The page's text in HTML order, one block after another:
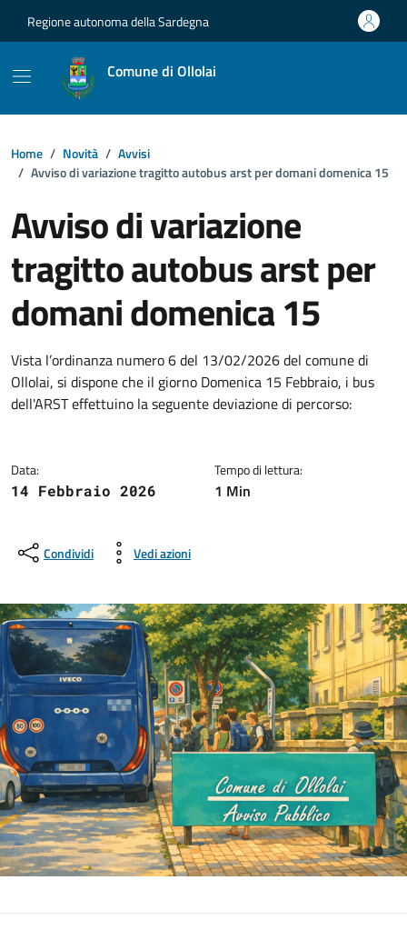
Regione autonoma della Sardegna
Comune di Ollolai
Home Novità
Avvisi
Avviso di variazione tragitto autobus arst per domani domenica 15
Avviso di variazione
tragitto autobus arst per
domani domenica 15
Dettagli della notizia
Vista l’ordinanza numero 6 del 13/02/2026 del comune di
Ollolai, si dispone che il giorno Domenica 15 Febbraio, i bus
dell'ARST effettuino la seguente deviazione di percorso:
Data:
14 Febbraio 2026
Tempo di lettura:
1 Min
Condividi Vedi azioni